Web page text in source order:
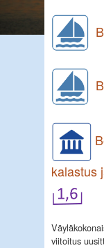
kalastus
viitoitus